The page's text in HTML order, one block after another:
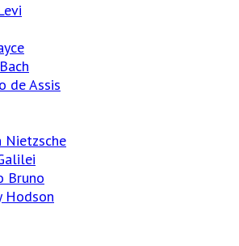
de Assis
Nietzsche
Bruno
Hodson